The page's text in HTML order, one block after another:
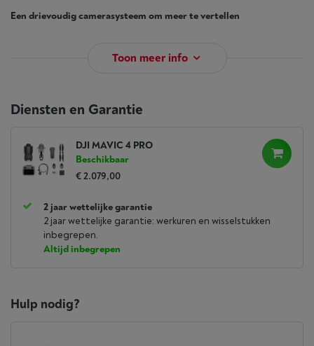
Een drievoudig camerasysteem om meer te vertellen
Toon meer info
Diensten en Garantie
DJI MAVIC 4 PRO
Beschikbaar
€ 2.079,00
2 jaar wettelijke garantie
2 jaar wettelijke garantie: werkuren en wisselstukken
inbegrepen.
Altijd inbegrepen
Hulp nodig?